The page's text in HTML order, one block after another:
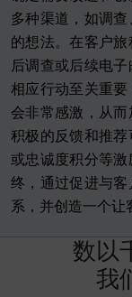
多种渠道，如调
的想法。在客户
后调查或后续电
相应行动至关重
会非常感激，从
积极的反馈和推
或忠诚度积分等
终，通过促进与
系，并创造一个让
数以
我